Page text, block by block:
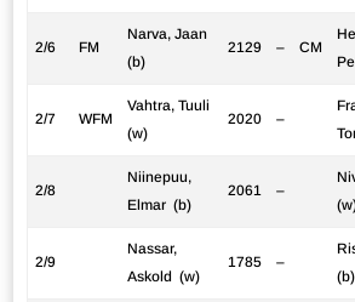
2/6 FM
Narva, Jaan
(b)
2129 – CM
2/7 WFM
Vahtra, Tuuli
(w)
2020 –
2/8
Niinepuu,
Elmar (b)
2061 –
2/9
Nassar,
Askold (w)
1785 –
(b)